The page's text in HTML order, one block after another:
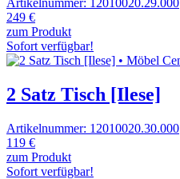
Artikelnummer: 12010020.29.000
249 €
zum Produkt
Sofort verfügbar!
2 Satz Tisch [Ilese]
Artikelnummer: 12010020.30.000
119 €
zum Produkt
Sofort verfügbar!